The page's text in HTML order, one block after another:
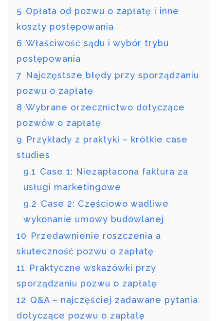
5 Opłata od pozwu o zapłatę i inne
koszty postępowania
6 Właściwość sądu i wybór trybu
postępowania
7 Najczęstsze błędy przy sporządzaniu
pozwu o zapłatę
8 Wybrane orzecznictwo dotyczące
pozwów o zapłatę
9 Przykłady z praktyki – krótkie case
studies
9.1 Case 1: Niezapłacona faktura za
usługi marketingowe
9.2 Case 2: Częściowo wadliwe
wykonanie umowy budowlanej
10 Przedawnienie roszczenia a
skuteczność pozwu o zapłatę
11 Praktyczne wskazówki przy
sporządzaniu pozwu o zapłatę
12 Q&A – najczęściej zadawane pytania
dotyczące pozwu o zapłatę